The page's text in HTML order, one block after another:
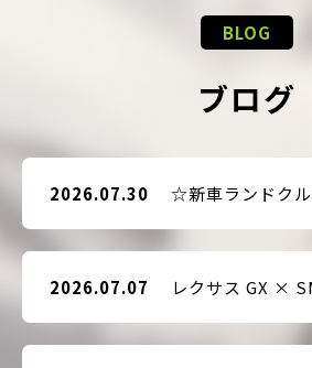
BLOG
ブログ
2026.07.30
2026.07.07